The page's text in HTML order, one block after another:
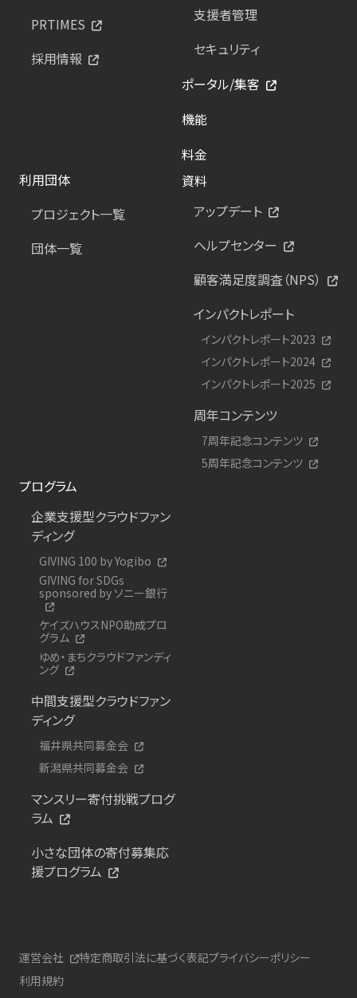
PRTIMES
採用情報
支援者管理
セキュリティ
ポータル/集客
機能
料金
利用団体
プロジェクト一覧
団体一覧
資料
アップデート
ヘルプセンター
顧客満足度調査（NPS）
インパクトレポート
インパクトレポート2023
インパクトレポート2024
インパクトレポート2025
周年コンテンツ
7周年記念コンテンツ
5周年記念コンテンツ
プログラム
企業支援型クラウドファン
ディング
GIVING 100 by Yogibo
GIVING for SDGs
sponsored by ソニー銀行
ケイズハウスNPO助成プロ
グラム
ゆめ・まちクラウドファンディ
ング
中間支援型クラウドファン
ディング
福井県共同募金会
新潟県共同募金会
マンスリー寄付挑戦プログ
ラム
小さな団体の寄付募集応
援プログラム
運営会社 特定商取引法に基づく表記プライバシーポリシー
利用規約